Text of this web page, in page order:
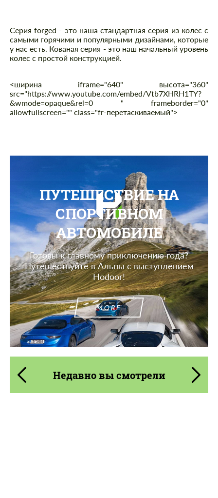
Описание
Серия forged - это наша стандартная серия из колес с
самыми горячими и популярными дизайнами, которые
у нас есть. Кованая серия - это наш начальный уровень
колес с простой конструкцией.
<ширина iframe="640" высота="360"
src="https://www.youtube.com/embed/Vtb7XHRH1TY?
&wmode=opaque&rel=0 " frameborder="0"
allowfullscreen="" class="fr-перетаскиваемый">
ПУТЕШЕСТВИЕ НА
СПОРТИВНОМ
АВТОМОБИЛЕ
Готовы к главному приключению года?
Путешествуйте в Альпы с выступлением
Hodoor!
MORE
Недавно вы смотрели